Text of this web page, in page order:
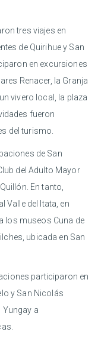
tres viajes en
de Quirihue y San
en excursiones
Renacer, la Granja
vivero local, la plaza
fueron
del turismo.
de San
del Adulto Mayor
En tanto,
Valle del Itata, en
los museos Cuna de
ubicada en San
participaron en
y San Nicolás
Yungay a